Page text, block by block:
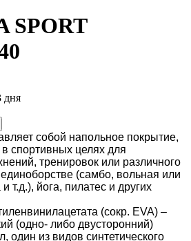
SPORT
дня
собой напольное покрытие,
в спортивных целях для
тренировок или различного
(самбо, вольная или
т.д.), йога, пилатес и других
(сокр. EVA) –
(одно- либо двусторонний)
один из видов синтетического